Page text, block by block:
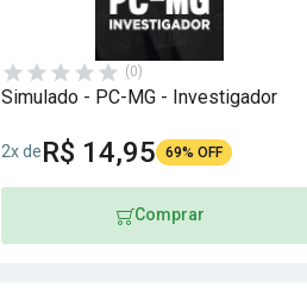
(0)
Simulado - PC-MG - Investigador
2x deR$ 14,95 69% OFF
Comprar